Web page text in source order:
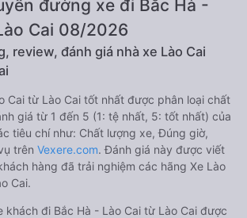
đường xe đi Bắc Hà -
Cai 08/2026
review, đánh giá nhà xe Lào Cai
Cai từ Lào Cai tốt nhất được phân loại chất
giá từ 1 đến 5 (1: tệ nhất, 5: tốt nhất) của
tiêu chí như: Chất lượng xe, Đúng giờ,
trên Vexere.com. Đánh giá này được viết
hàng đã trải nghiệm các hãng Xe Lào
Cai.
khách đi Bắc Hà - Lào Cai từ Lào Cai được